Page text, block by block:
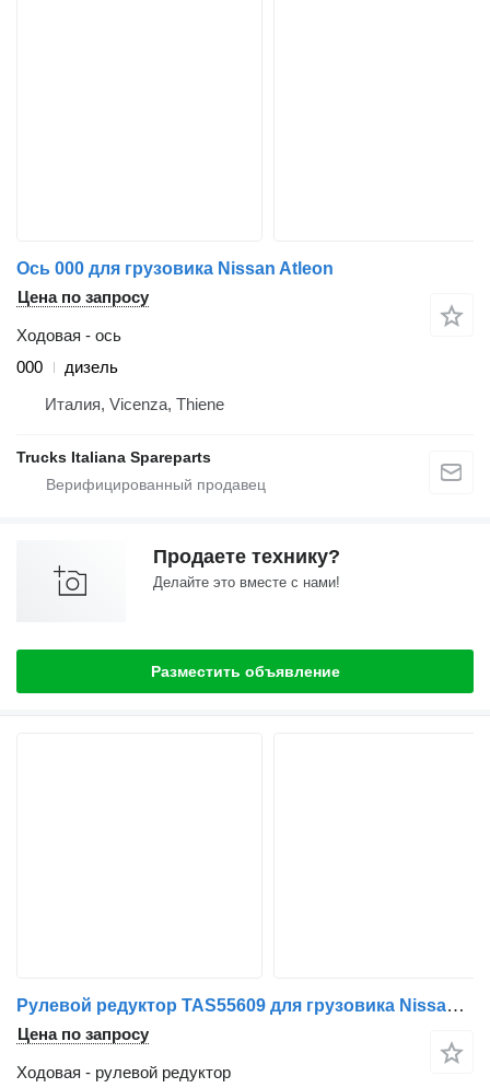
Ось 000 для грузовика Nissan Atleon
Цена по запросу
Ходовая - ось
000
дизель
Италия, Vicenza, Thiene
Trucks Italiana Spareparts
Продаете технику?
Делайте это вместе с нами!
Разместить объявление
Рулевой редуктор TAS55609 для грузовика Nissan Atleon
Цена по запросу
Ходовая - рулевой редуктор